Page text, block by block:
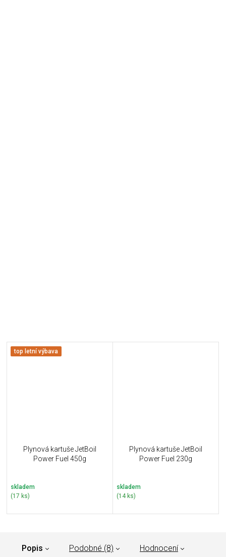
top letní výbava
Plynová kartuše JetBoil
Power Fuel 450g
skladem
(17 ks)
Plynová kartuše JetBoil
Power Fuel 230g
skladem
(14 ks)
Popis Podobné (8) Hodnocení